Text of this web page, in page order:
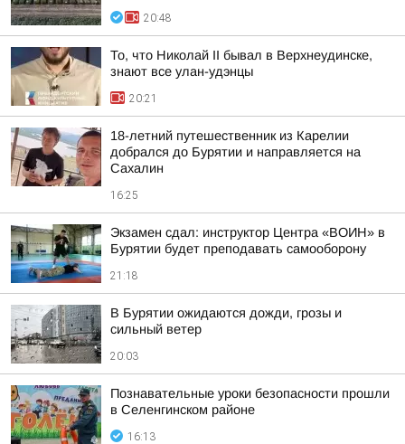
20:48
То, что Николай II бывал в Верхнеудинске,
знают все улан-удэнцы
20:21
18-летний путешественник из Карелии
добрался до Бурятии и направляется на
Сахалин
16:25
Экзамен сдал: инструктор Центра «ВОИН» в
Бурятии будет преподавать самооборону
21:18
В Бурятии ожидаются дожди, грозы и
сильный ветер
20:03
Познавательные уроки безопасности прошли
в Селенгинском районе
16:13